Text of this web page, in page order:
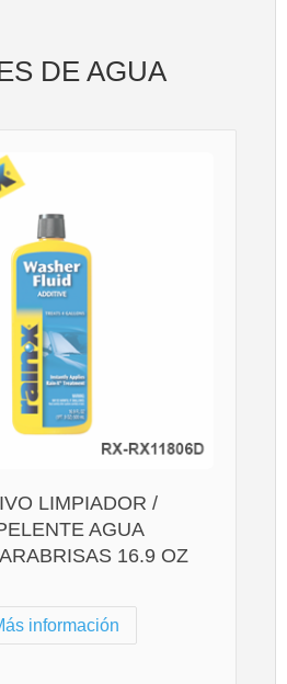
DE AGUA
LIMPIADOR /
AGUA
16.9 OZ
información